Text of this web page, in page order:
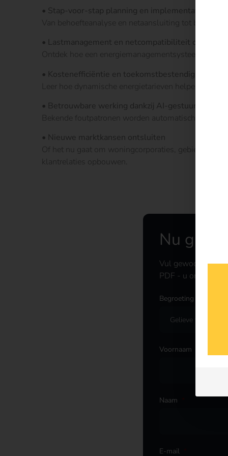
• Stap-voor-stap planning en implementatie
Van behoefteanalyse en netaansluiting tot
• Lastmanagement en netcompatibiliteit onder
Ontdek hoe een energiemanagementsysteem
• Kostenefficiëntie en toekomstbestendigheid
Leer hoe dynamische energietarieven helpen om
• Betrouwbare werking dankzij AI-gestuurde
Bekende foutpatronen worden automatisch
• Nieuwe marktkansen ontsluiten
Of het nu gaat om woningcorporaties,
klantrelaties opbouwen.
Nu
Vul gewoon het
PDF - u ontvangt
Begroeting
Voornaam
Naam
E-mail